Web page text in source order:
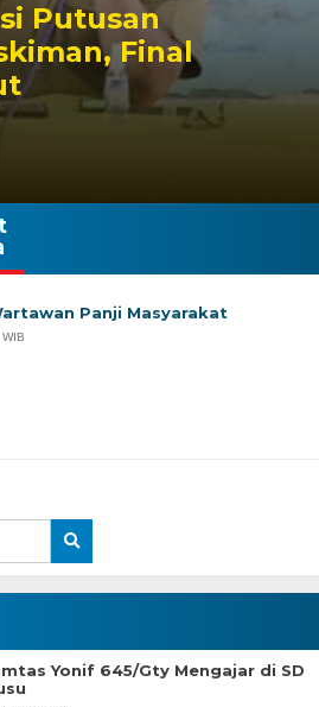
Putusan
Final
Yonif 645/Gty Mengajar di SD
Panji Masyarakat